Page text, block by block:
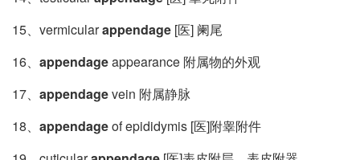
15、vermicularappendage [医] 阑尾
16、 appendageappearance 附属物的外观
17、 appendagevein 附属静脉
18、 appendageof epididymis [医]附睾附件